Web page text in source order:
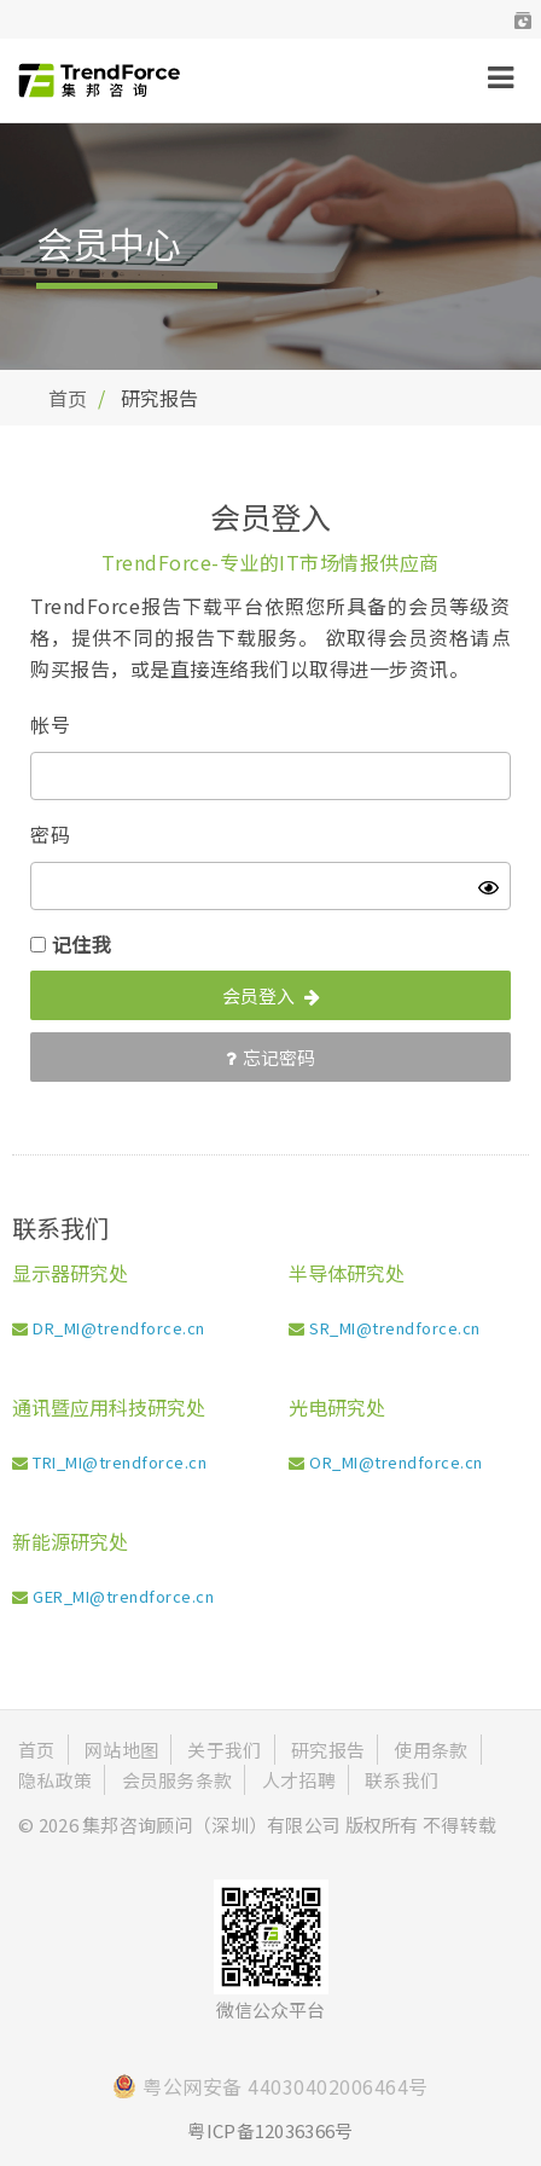
会员中心
首页 研究报告
会员登入
TrendForce-专业的IT市场情报供应商
TrendForce报告下载平台依照您所具备的会员等级资
格，提供不同的报告下载服务。 欲取得会员资格请点
购买报告，或是直接连络我们以取得进一步资讯。
帐号
密码
记住我
会员登入
忘记密码
联系我们
显示器研究处
DR_MI@trendforce.cn
半导体研究处
SR_MI@trendforce.cn
通讯暨应用科技研究处
TRI_MI@trendforce.cn
光电研究处
OR_MI@trendforce.cn
新能源研究处
GER_MI@trendforce.cn
首页 网站地图 关于我们 研究报告
使用条款
隐私政策
会员服务条款 人才招聘
联系我们
© 2026 集邦咨询顾问（深圳）有限公司 版权所有 不得转载
微信公众平台
粤公网安备 44030402006464号
粤ICP备12036366号